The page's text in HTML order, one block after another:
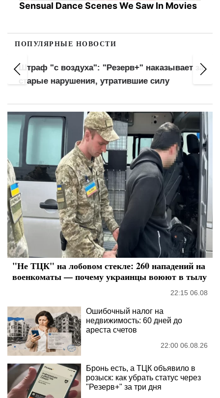
Sensual Dance Scenes We Saw In Movies
ПОПУЛЯРНЫЕ НОВОСТИ
Штраф "с воздуха": "Резерв+" наказывает за
старые нарушения, утратившие силу
"Не ТЦК" на лобовом стекле: 260 нападений на
военкоматы — почему украинцы воюют в тылу
22:15 06.08
Ошибочный налог на
недвижимость: 60 дней до
ареста счетов
22:00 06.08.26
Бронь есть, а ТЦК объявило в
розыск: как убрать статус через
"Резерв+" за три дня